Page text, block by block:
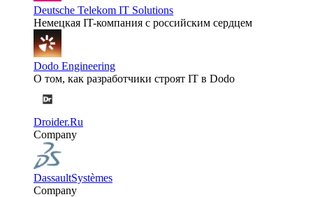
Deutsche Telekom IT Solutions
Немецкая IT-компания с российским сердцем
Dodo Engineering
О том, как разработчики строят IT в Dodo
Droider.Ru
Company
DassaultSystèmes
Company